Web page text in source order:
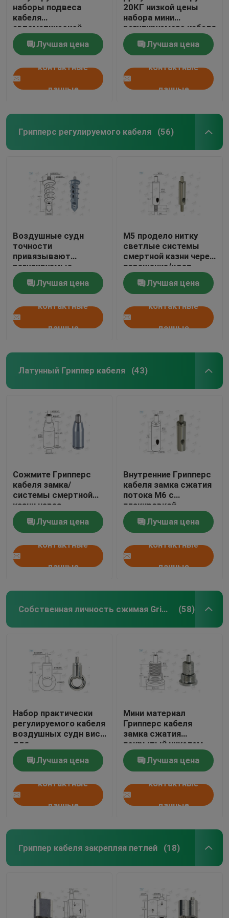
наборы подвеса
кабеля
автоматической
подачи/системы
смертной казни через
повешение стального
провода
Лучшая цена
контактные
данные
20КГ низкой цены
набора мини
регулируемого кабеля
воздушных судн вися
безопаснаяЛучшая цена
контактные
данные
Грипперс регулируемого кабеля (56)
Воздушные судн
точности
привязывают
регулируемые
штуцеры/систему
смертной казни через
повешение кабельной
проводки
Лучшая цена
контактные
данные
М5 продело нитку
светлые системы
смертной казни через
повешение/цвет
никеля светильника
подвесаЛучшая цена
контактные
данные
Латунный Гриппер кабеля (43)
Сожмите Грипперс
кабеля замка/
системы смертной
казни через
повешение света для
приостанавливать
знаки
Лучшая цена
контактные
данные
Внутренние Грипперс
кабеля замка сжатия
потока М6 с
плакировкой
хромовой краски
никеляЛучшая цена
контактные
данные
Собственная личность сжимая Grippers кабеля (58)
Набор практически
регулируемого кабеля
воздушных судн вися
для
архитектурноакустического
освещенияЛучшая цена
контактные
данные
Мини материал
Грипперс кабеля
замка сжатия
покрытый никелем
латунный с
основанием
Лучшая цена
контактные
данные
Гриппер кабеля закрепляя петлей (18)